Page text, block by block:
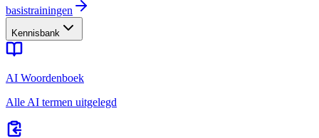
basistrainingen
Kennisbank
AI Woordenboek
Alle AI termen uitgelegd